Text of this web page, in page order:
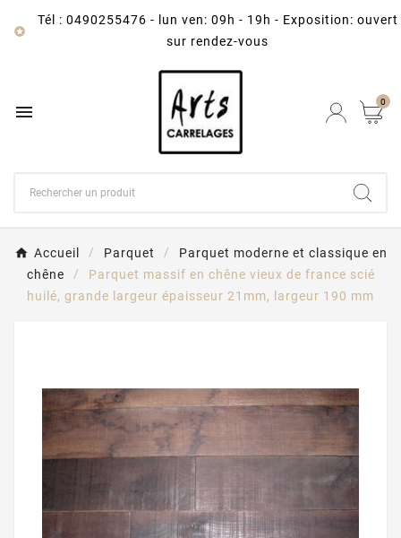

Tél : 0490255476 -
lun ven: 09h - 19h - Exposition: ouvert
sur rendez-vous
 0
Accueil Parquet
Parquet moderne et classique en
chêne
Parquet massif en chêne vieux de france scié
huilé, grande largeur épaisseur 21mm, largeur 190 mm